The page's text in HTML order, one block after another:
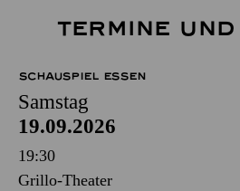
TERMINE
SCHAUSPIEL ESSEN
Samstag
19.09.2026
19:30
Grillo-Theater